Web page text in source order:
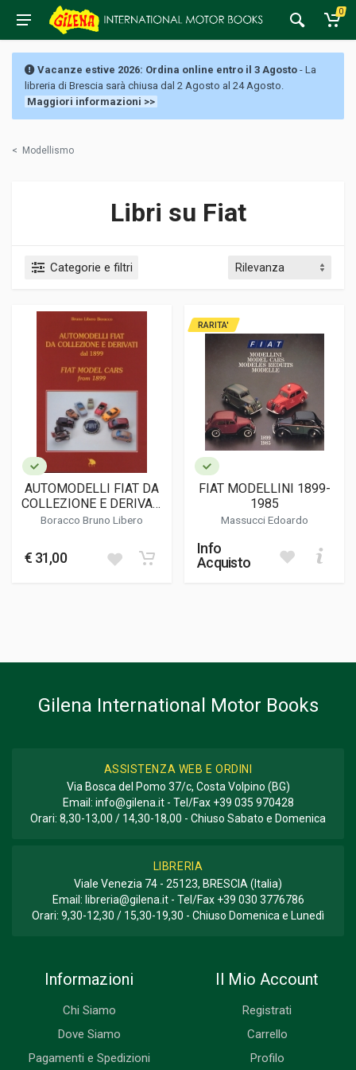
0
Vacanze estive 2026: Ordina online entro il 3 Agosto - La
libreria di Brescia sarà chiusa dal 2 Agosto al 24 Agosto.
Maggiori informazioni >>
< Modellismo
Libri su Fiat
Categorie e filtri
AUTOMODELLI FIAT DA
COLLEZIONE E DERIVATI
DAL 1899
Boracco Bruno Libero
€ 31,00
RARITA'
FIAT MODELLINI 1899-
1985
Massucci Edoardo
Info
Acquisto
Gilena International Motor Books
ASSISTENZA WEB E ORDINI
Via Bosca del Pomo 37/c, Costa Volpino (BG)
Email: info@gilena.it- Tel/Fax +39 035 970428
Orari: 8,30-13,00 / 14,30-18,00 - Chiuso Sabato e Domenica
LIBRERIA
Viale Venezia 74 - 25123, BRESCIA (Italia)
Email: libreria@gilena.it- Tel/Fax +39 030 3776786
Orari: 9,30-12,30 / 15,30-19,30 - Chiuso Domenica e Lunedì
Informazioni
Chi Siamo
Dove Siamo
Pagamenti e Spedizioni
Il Mio Account
Registrati
Carrello
Profilo